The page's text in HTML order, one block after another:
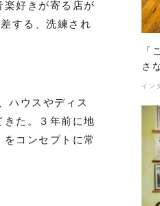
楽好きが寄る店が
する、洗練され
ハウスやディス
た。３年前に地
コンセプトに常
「
さ
イン